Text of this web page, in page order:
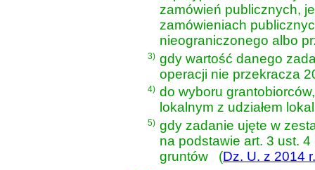
zamówień publicznych,
zamówieniach
nieograniczonego albo
3) gdy wartość danego
operacji nie przekracza
4) do wyboru
lokalnym z udziałem
5) gdy zadanie ujęte w
na podstawie art. 3 ust.
gruntów
(Dz. U. z 2014